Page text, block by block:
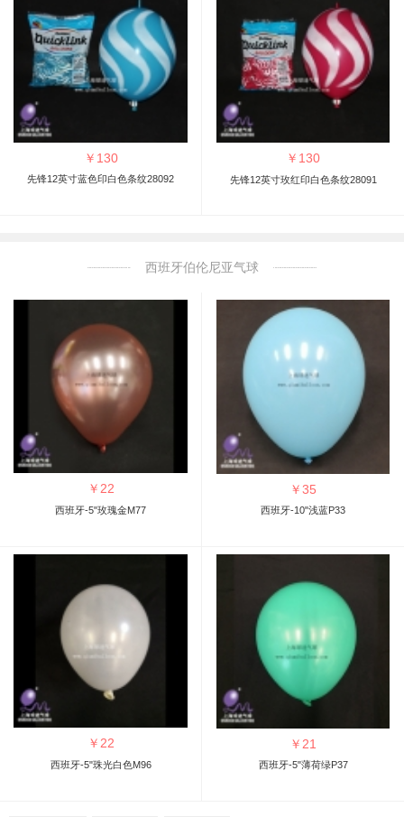
￥ 130
先锋12英寸蓝色印白色条纹28092
￥ 130
先锋12英寸玫红印白色条纹28091
西班牙伯伦尼亚气球
￥22
西班牙-5"玫瑰金M77
￥35
西班牙-10"浅蓝P33
￥22
西班牙-5"珠光白色M96
￥ 21
西班牙-5"薄荷绿P37